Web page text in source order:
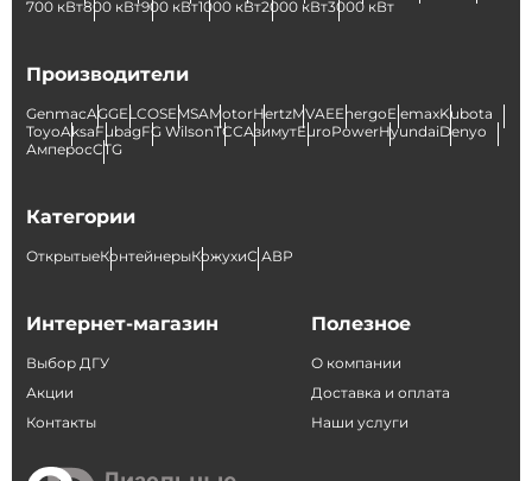
700 кВт800 кВт900 кВт1000 кВт2000 кВт3000 кВт
Производители
GenmacAGGELCOSEMSAMotorHertzMVAEEnergoElemaxKubota
ToyoAksaFubagFG WilsonТССАзимутEuroPowerHyundaiDenyo
АмперосCTG
Категории
ОткрытыеКонтейнерыКожухиС АВР
Интернет-магазин
Выбор ДГУ
Акции
Контакты
Полезное
О компании
Доставка и оплата
Наши услуги